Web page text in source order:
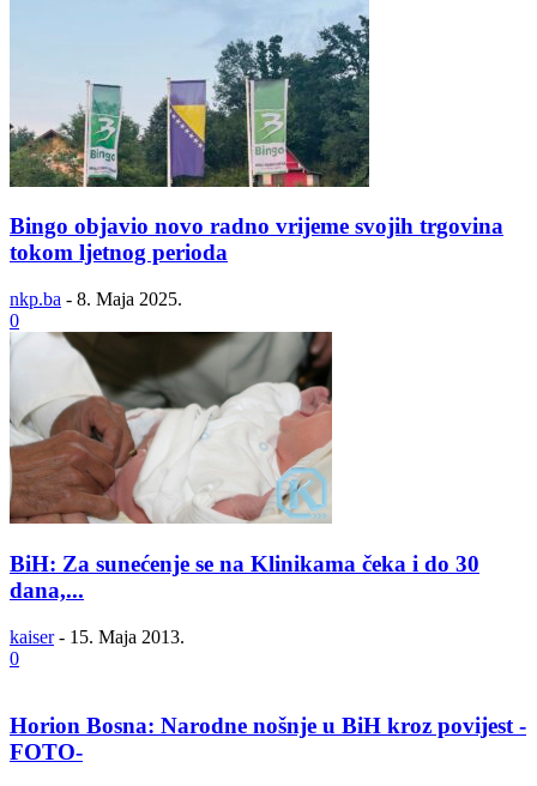
Bingo objavio novo radno vrijeme svojih trgovina
tokom ljetnog perioda
nkp.ba - 8. Maja 2025.
0
BiH: Za sunećenje se na Klinikama čeka i do 30
dana,...
kaiser - 15. Maja 2013.
0
Horion Bosna: Narodne nošnje u BiH kroz povijest -
FOTO-